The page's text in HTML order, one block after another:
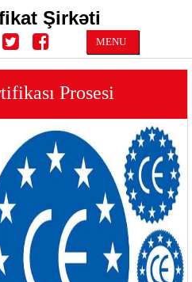
Şirkəti
MENU
Prosesi